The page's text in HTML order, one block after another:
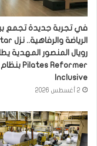
في تجربة جديدة تجمع
رويال المنصور المهدية
Inclusive
2 أغسطس 2026